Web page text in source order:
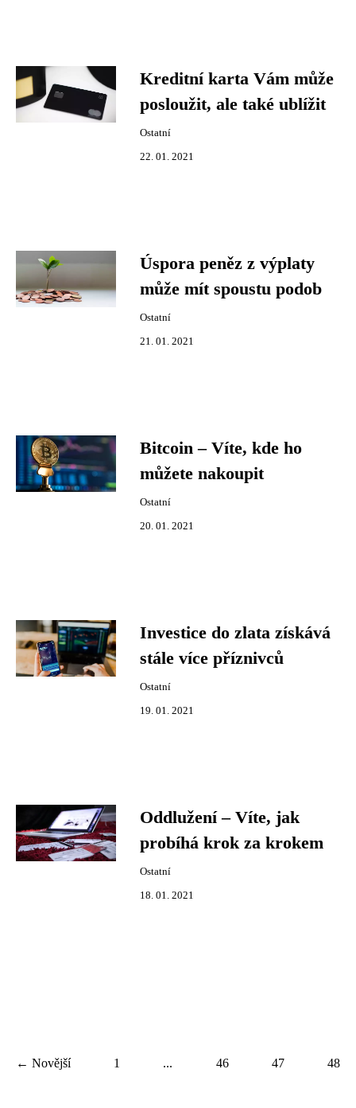
Kreditní karta Vám může
posloužit, ale také ublížit
Ostatní
22. 01. 2021
Úspora peněz z výplaty
může mít spoustu podob
Ostatní
21. 01. 2021
Bitcoin – Víte, kde ho
můžete nakoupit
Ostatní
20. 01. 2021
Investice do zlata získává
stále více příznivců
Ostatní
19. 01. 2021
Oddlužení – Víte, jak
probíhá krok za krokem
Ostatní
18. 01. 2021
← Novější 1 ... 46 47 48